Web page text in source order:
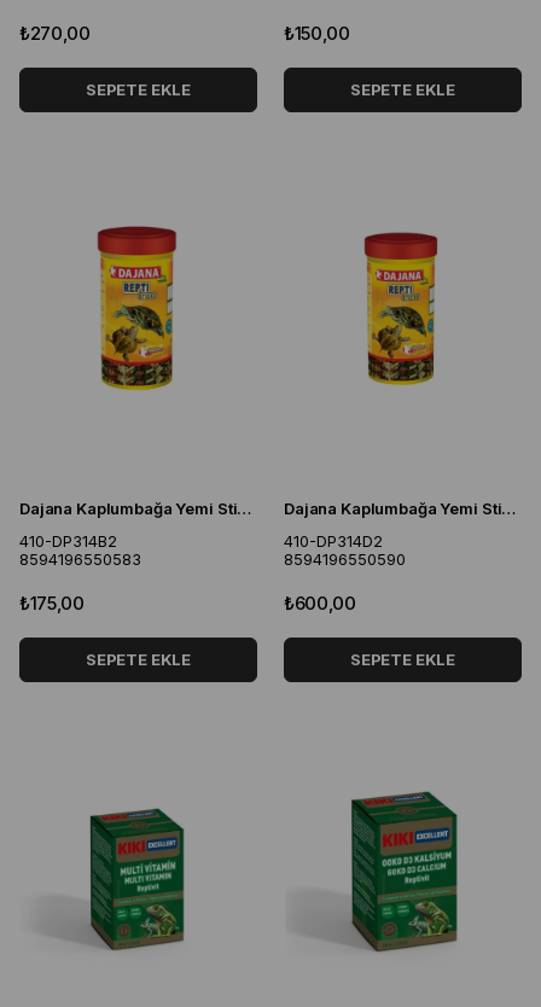
₺270,00
SEPETE EKLE
₺150,00
SEPETE EKLE
Dajana Kaplumbağa Yemi Sticks 250 Ml 22,5 Gr
410-DP314B2
8594196550583
₺175,00
SEPETE EKLE
Dajana Kaplumbağa Yemi Sticks 1000 Ml 90 Gr
410-DP314D2
8594196550590
₺600,00
SEPETE EKLE